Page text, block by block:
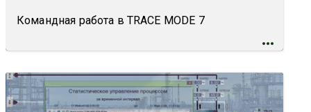
Командная работа в TRACE MODE 7